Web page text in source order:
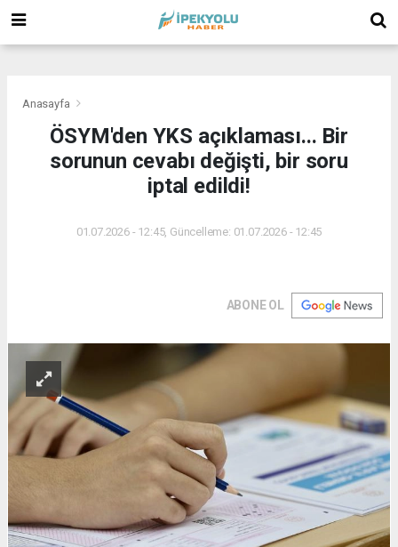
Anasayfa
ÖSYM'den YKS açıklaması... Bir
sorunun cevabı değişti, bir soru
iptal edildi!
01.07.2026 - 12:45, Güncelleme: 01.07.2026 - 12:45
ABONE OL